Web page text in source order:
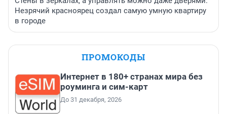
Незрячий красноярец создал самую умную квартиру
в городе
ПРОМОКОДЫ
Интернет в 180+ странах мира без
роуминга и сим-карт
До 31 декабря, 2026